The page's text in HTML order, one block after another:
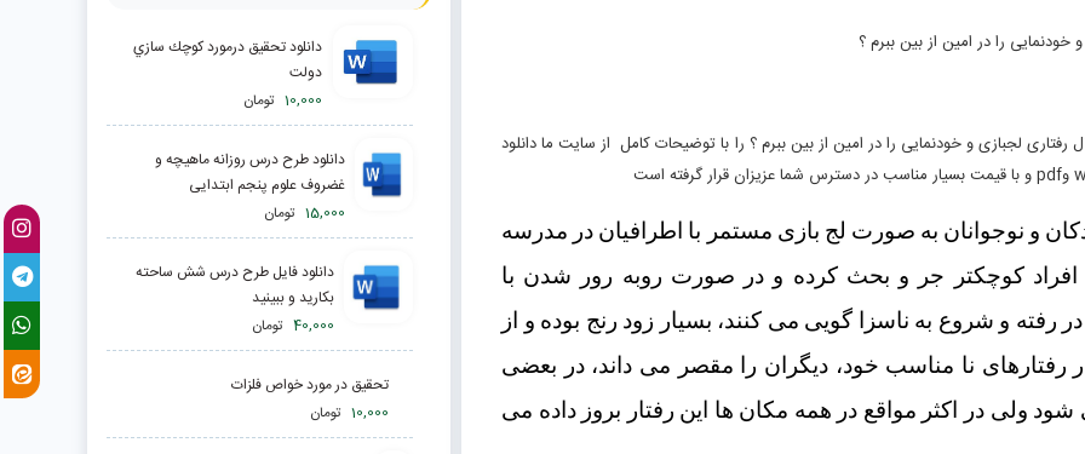
دانلود تحقیق درمورد كوچك سازي
دولت
10,000 تومان
دانلود طرح درس روزانه ماهیچه و
غضروف علوم پنجم ابتدایی
15,000 تومان
دانلود فایل طرح درس شش ساحته
بکارید و ببینید
40,000 تومان
تحقیق در مورد خواص فلزات
10,000 تومان
خودنمایی را در امین از بین ببرم ؟
رفتاری لجبازی و خودنمایی را در امین از بین ببرم ؟ را با توضیحات کامل از سایت ما دانلود